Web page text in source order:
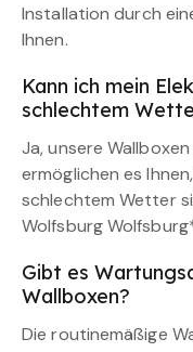
Installation durch
Ihnen.
Kann ich mein
schlechtem
Ja, unsere
ermöglichen es
schlechtem Wetter
Wolfsburg
Gibt es
Wallboxen?
Die routinemäßige